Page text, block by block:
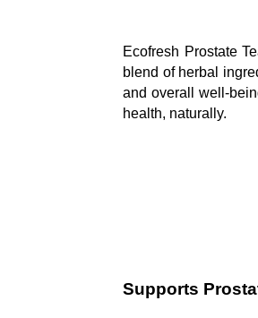
Ecofresh Prostate
blend of herbal
and overall well-
health, naturally.
Supports